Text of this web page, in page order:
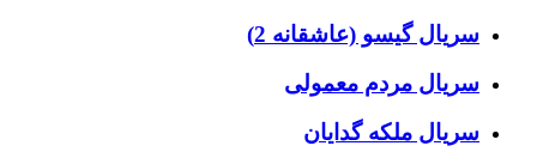
سریال گیسو (عاشقانه 2)
سریال مردم معمولی
سریال ملکه گدایان